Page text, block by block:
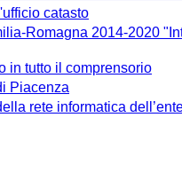
catasto
Romagna 2014-2020
in tutto il comprensorio
Piacenza
rete informatica